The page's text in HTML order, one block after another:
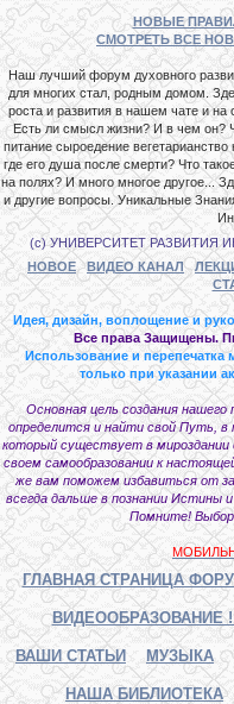
НОВЫЕ
СМОТРЕТЬ ВСЕ
Наш лучший форум духовного
для многих стал, родным домом.
роста и развития в нашем чате и
Есть ли смысл жизни? И в чем он?
питание сыроедение
где его душа после смерти? Что
на полях? И много многое другое...
и другие вопросы. Уникальные
(с) УНИВЕРСИТЕТ РАЗВИТИЯ
НОВОЕ
ВИДЕО КАНАЛ
Идея, дизайн, воплощение и
Все права Защищены.
Использование и перепечатка
только при указании
Основная цель создания
определится и найти свой Путь, в
который существует в
своем самообразовании к
же вам поможем избавиться от
всегда дальше в познании Истины
Помните! Выбор
ГЛАВНАЯ СТРАНИЦА
ВИДЕООБРАЗОВАНИЕ
ВАШИ СТАТЬИ МУЗЫКА
НАША БИБЛИОТЕКА